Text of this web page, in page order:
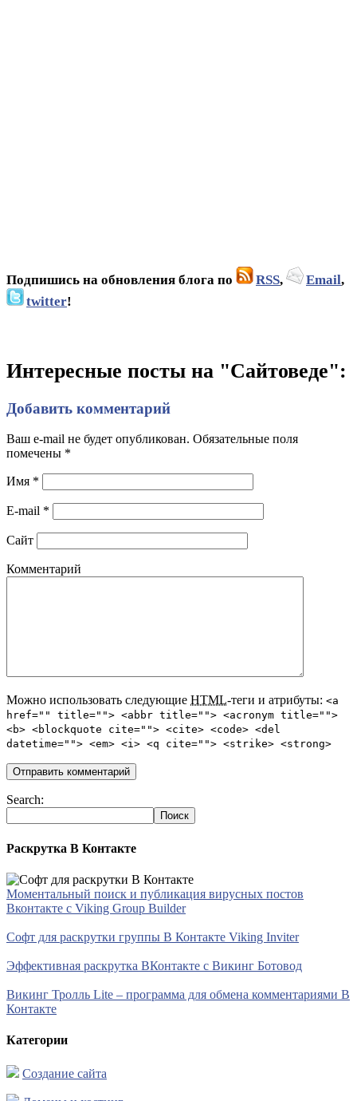
Подпишись на обновления блога по RSS, Email,
twitter!
Интересные посты на "Сайтоведе":
Добавить комментарий
Ваш e-mail не будет опубликован. Обязательные поля
помечены *
Имя *
E-mail *
Сайт
Комментарий
Можно использовать следующие HTML-теги и атрибуты: <a
href="" title=""> <abbr title=""> <acronym title="">
<b> <blockquote cite=""> <cite> <code> <del
datetime=""> <em> <i> <q cite=""> <strike> <strong>
Search:
Раскрутка В Контакте
Моментальный поиск и публикация вирусных постов
Вконтакте с Viking Group Builder
Софт для раскрутки группы В Контакте Viking Inviter
Эффективная раскрутка ВКонтакте с Викинг Ботовод
Викинг Тролль Lite – программа для обмена комментариями В
Контакте
Категории
Создание сайта